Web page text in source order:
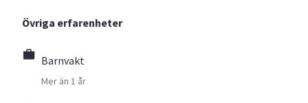
Övriga erfarenheter
Barnvakt
Mer än 1 år